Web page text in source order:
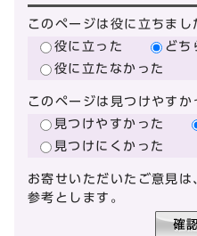
このページは役に立ちまし
役に立った
どち
役に立たなかった
このページは見つけやすか
見つけやすかった
見つけにくかった
お寄せいただいたご意見
参考とします。